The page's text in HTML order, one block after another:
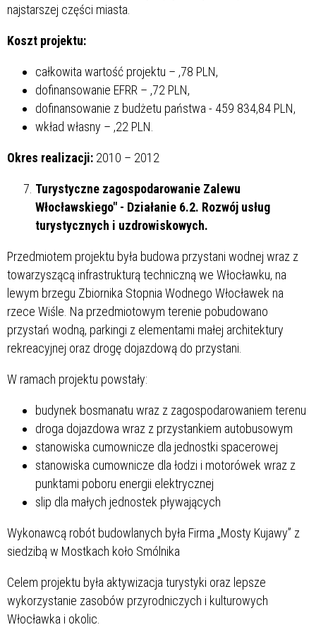
najstarszej części miasta.
Koszt projektu:
całkowita wartość projektu – ,78 PLN,
dofinansowanie EFRR – ,72 PLN,
dofinansowanie z budżetu państwa - 459 834,84 PLN,
wkład własny – ,22 PLN.
Okres realizacji: 2010 – 2012
Turystyczne zagospodarowanie Zalewu
Włocławskiego" - Działanie 6.2. Rozwój usług
turystycznych i uzdrowiskowych.
Przedmiotem projektu była budowa przystani wodnej wraz z
towarzyszącą infrastrukturą techniczną we Włocławku, na
lewym brzegu Zbiornika Stopnia Wodnego Włocławek na
rzece Wiśle. Na przedmiotowym terenie pobudowano
przystań wodną, parkingi z elementami małej architektury
rekreacyjnej oraz drogę dojazdową do przystani.
W ramach projektu powstały:
budynek bosmanatu wraz z zagospodarowaniem terenu
droga dojazdowa wraz z przystankiem autobusowym
stanowiska cumownicze dla jednostki spacerowej
stanowiska cumownicze dla łodzi i motorówek wraz z
punktami poboru energii elektrycznej
slip dla małych jednostek pływających
Wykonawcą robót budowlanych była Firma „Mosty Kujawy” z
siedzibą w Mostkach koło Smólnika
Celem projektu była aktywizacja turystyki oraz lepsze
wykorzystanie zasobów przyrodniczych i kulturowych
Włocławka i okolic.